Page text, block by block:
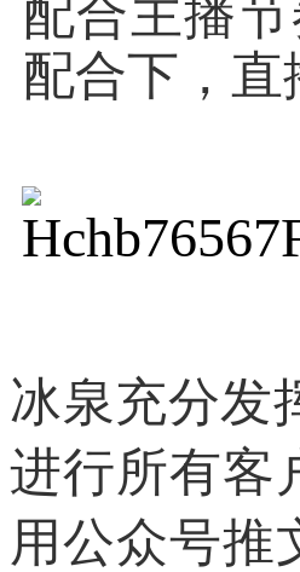
配合主播
配合下，直
冰泉充分发
进行所有客
用公众号推